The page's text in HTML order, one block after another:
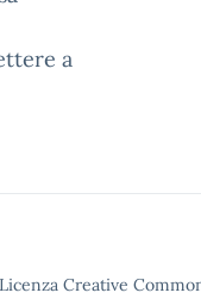
a
Creative